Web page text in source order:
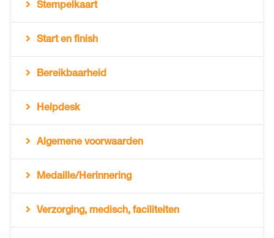
Stempelkaart
Start en finish
Bereikbaarheid
Helpdesk
Algemene voorwaarden
Medaille/Herinnering
Verzorging, medisch, faciliteiten